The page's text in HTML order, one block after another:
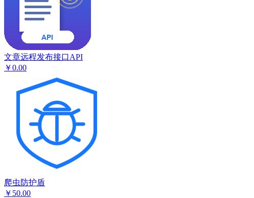
文章远程发布接口API
￥0.00
爬虫防护盾
￥50.00